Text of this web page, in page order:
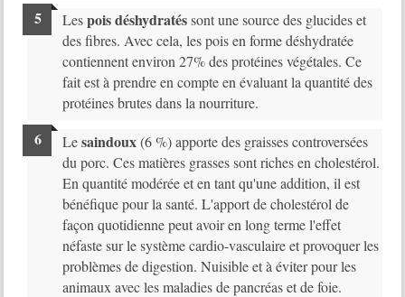
Lespois déshydratéssont une source des glucides et
des fibres. Avec cela, les pois en forme déshydratée
contiennent environ 27% des protéines végétales. Ce
fait est à prendre en compte en évaluant la quantité des
protéines brutes dans la nourriture.
Lesaindoux(6 %) apporte des graisses controversées
du porc. Ces matières grasses sont riches en cholestérol.
En quantité modérée et en tant qu'une addition, il est
bénéfique pour la santé. L'apport de cholestérol de
façon quotidienne peut avoir en long terme l'effet
néfaste sur le système cardio-vasculaire et provoquer les
problèmes de digestion. Nuisible et à éviter pour les
animaux avec les maladies de pancréas et de foie.